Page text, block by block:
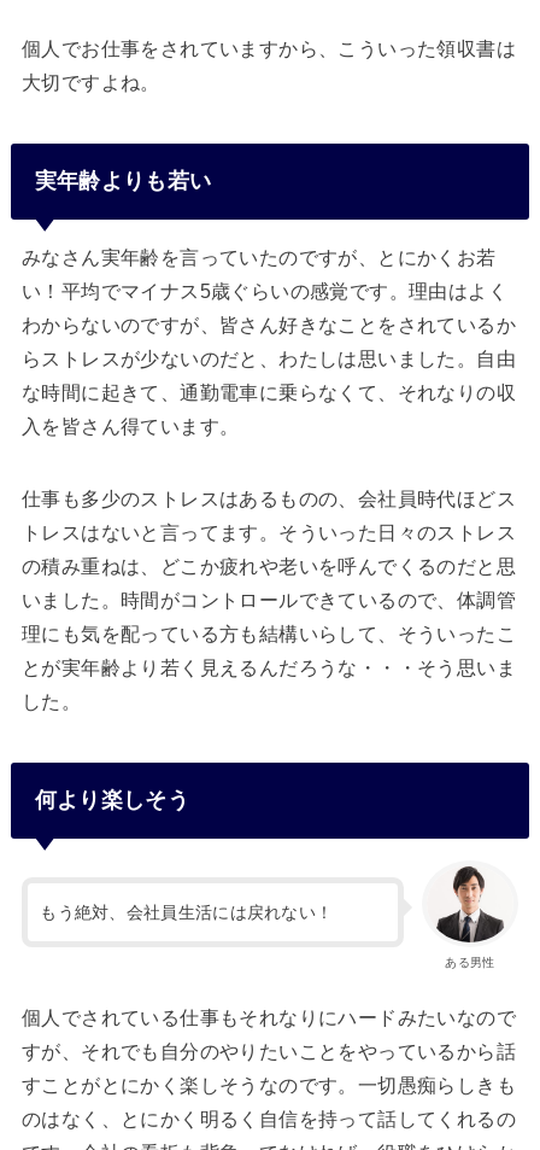
個人でお仕事をされていますから、こういった領収書は
大切ですよね。
実年齢よりも若い
みなさん実年齢を言っていたのですが、とにかくお若
い！平均でマイナス5歳ぐらいの感覚です。理由はよく
わからないのですが、皆さん好きなことをされているか
らストレスが少ないのだと、わたしは思いました。自由
な時間に起きて、通勤電車に乗らなくて、それなりの収
入を皆さん得ています。
仕事も多少のストレスはあるものの、会社員時代ほどス
トレスはないと言ってます。そういった日々のストレス
の積み重ねは、どこか疲れや老いを呼んでくるのだと思
いました。時間がコントロールできているので、体調管
理にも気を配っている方も結構いらして、そういったこ
とが実年齢より若く見えるんだろうな・・・そう思いま
した。
何より楽しそう
ある男性
もう絶対、会社員生活には戻れない！
個人でされている仕事もそれなりにハードみたいなので
すが、それでも自分のやりたいことをやっているから話
すことがとにかく楽しそうなのです。一切愚痴らしきも
のはなく、とにかく明るく自信を持って話してくれるの